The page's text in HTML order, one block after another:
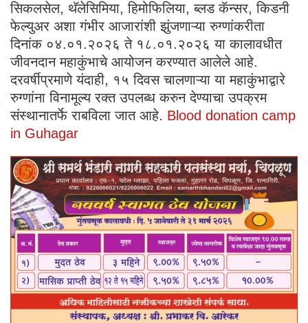
सिकलसेल, थॅलेसिमिया, हिमोफिलिया, ब्लड कॅन्सर, किडनी
फेल्युअर अशा गंभीर आजारांशी झुंजणाऱ्या रुग्णांकरीता
दिनांक ०४.०१.२०२६ ते १८.०१.२०२६ या कालावधीत
जीवनदान महाकुंभाचे आयोजन करण्यात आलेले आहे.
दरवर्षीप्रमाणे यंदाही, १५ दिवस चालणाऱ्या या महाकुंभाद्वारे
रुग्णांना विनामूल्य रक्त उपलब्ध करुन देण्याचा उपक्रम
संस्थानातर्फे राबविला जात आहे. Blood donation camp
in Guhagar